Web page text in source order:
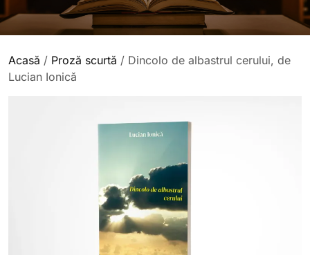
Acasă / Proză scurtă / Dincolo de albastrul cerului, de
Lucian Ionică